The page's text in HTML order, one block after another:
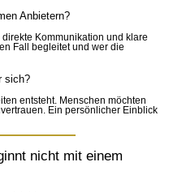
Anbietern?
Kommunikation und klare
Fall begleitet und wer die
sich?
entsteht. Menschen möchten
Ein persönlicher Einblick
nicht mit einem